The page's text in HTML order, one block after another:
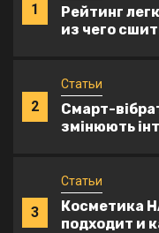
2
Смарт-
змінюють
3
Статьи
Косметика
подходит и
4
Статьи
Як купити